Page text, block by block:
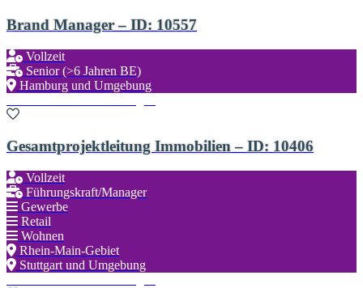
Brand Manager – ID: 10557
Vollzeit
Senior (>6 Jahren BE)
Hamburg und Umgebung
Gesamtprojektleitung Immobilien – ID: 10406
Vollzeit
Führungskraft/Manager
Gewerbe
Retail
Wohnen
Rhein-Main-Gebiet
Stuttgart und Umgebung